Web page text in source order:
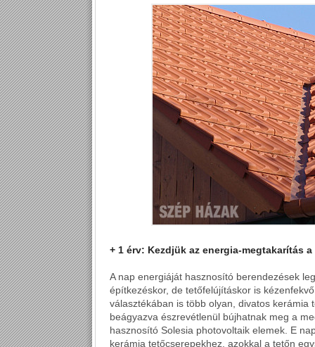
+ 1 érv: Kezdjük az energia-megtakarítás
A nap energiáját hasznosító berendezések
építkezéskor, de tetőfelújításkor is
választékában is több olyan, divatos kerámia
beágyazva észrevétlenül bújhatnak meg a
hasznosító Solesia photovoltaik elemek. E
kerámia tetőcserepekhez, azokkal a tetőn